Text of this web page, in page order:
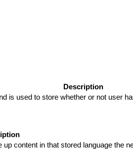
Description
is used to store whether or not user
content in that stored language the